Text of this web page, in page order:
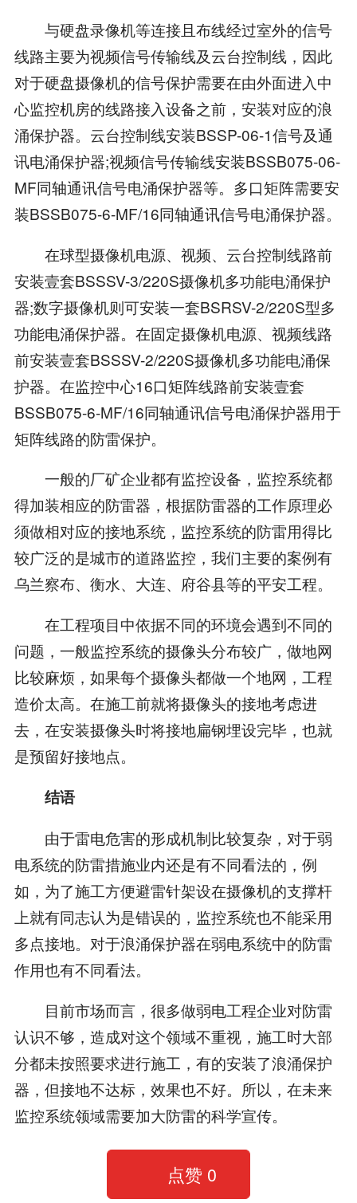
与硬盘录像机等连接且布线经过室外的信号
线路主要为视频信号传输线及云台控制线，因此
对于硬盘摄像机的信号保护需要在由外面进入中
心监控机房的线路接入设备之前，安装对应的浪
涌保护器。云台控制线安装BSSP-06-1信号及通
讯电涌保护器;视频信号传输线安装BSSB075-06-
MF同轴通讯信号电涌保护器等。多口矩阵需要安
装BSSB075-6-MF/16同轴通讯信号电涌保护器。
在球型摄像机电源、视频、云台控制线路前
安装壹套BSSSV-3/220S摄像机多功能电涌保护
器;数字摄像机则可安装一套BSRSV-2/220S型多
功能电涌保护器。在固定摄像机电源、视频线路
前安装壹套BSSSV-2/220S摄像机多功能电涌保
护器。在监控中心16口矩阵线路前安装壹套
BSSB075-6-MF/16同轴通讯信号电涌保护器用于
矩阵线路的防雷保护。
一般的厂矿企业都有监控设备，监控系统都
得加装相应的防雷器，根据防雷器的工作原理必
须做相对应的接地系统，监控系统的防雷用得比
较广泛的是城市的道路监控，我们主要的案例有
乌兰察布、衡水、大连、府谷县等的平安工程。
在工程项目中依据不同的环境会遇到不同的
问题，一般监控系统的摄像头分布较广，做地网
比较麻烦，如果每个摄像头都做一个地网，工程
造价太高。在施工前就将摄像头的接地考虑进
去，在安装摄像头时将接地扁钢埋设完毕，也就
是预留好接地点。
结语
由于雷电危害的形成机制比较复杂，对于弱
电系统的防雷措施业内还是有不同看法的，例
如，为了施工方便避雷针架设在摄像机的支撑杆
上就有同志认为是错误的，监控系统也不能采用
多点接地。对于浪涌保护器在弱电系统中的防雷
作用也有不同看法。
目前市场而言，很多做弱电工程企业对防雷
认识不够，造成对这个领域不重视，施工时大部
分都未按照要求进行施工，有的安装了浪涌保护
器，但接地不达标，效果也不好。所以，在未来
监控系统领域需要加大防雷的科学宣传。
点赞 0